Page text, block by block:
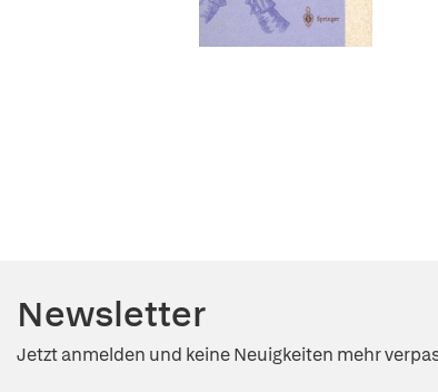
Newsletter
Jetzt anmelden und keine Neuigkeiten mehr